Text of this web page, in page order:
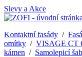
Slevy a Akce
Kontaktní fasády /
omítky / VISAGE CT
kámen / Samolepicí